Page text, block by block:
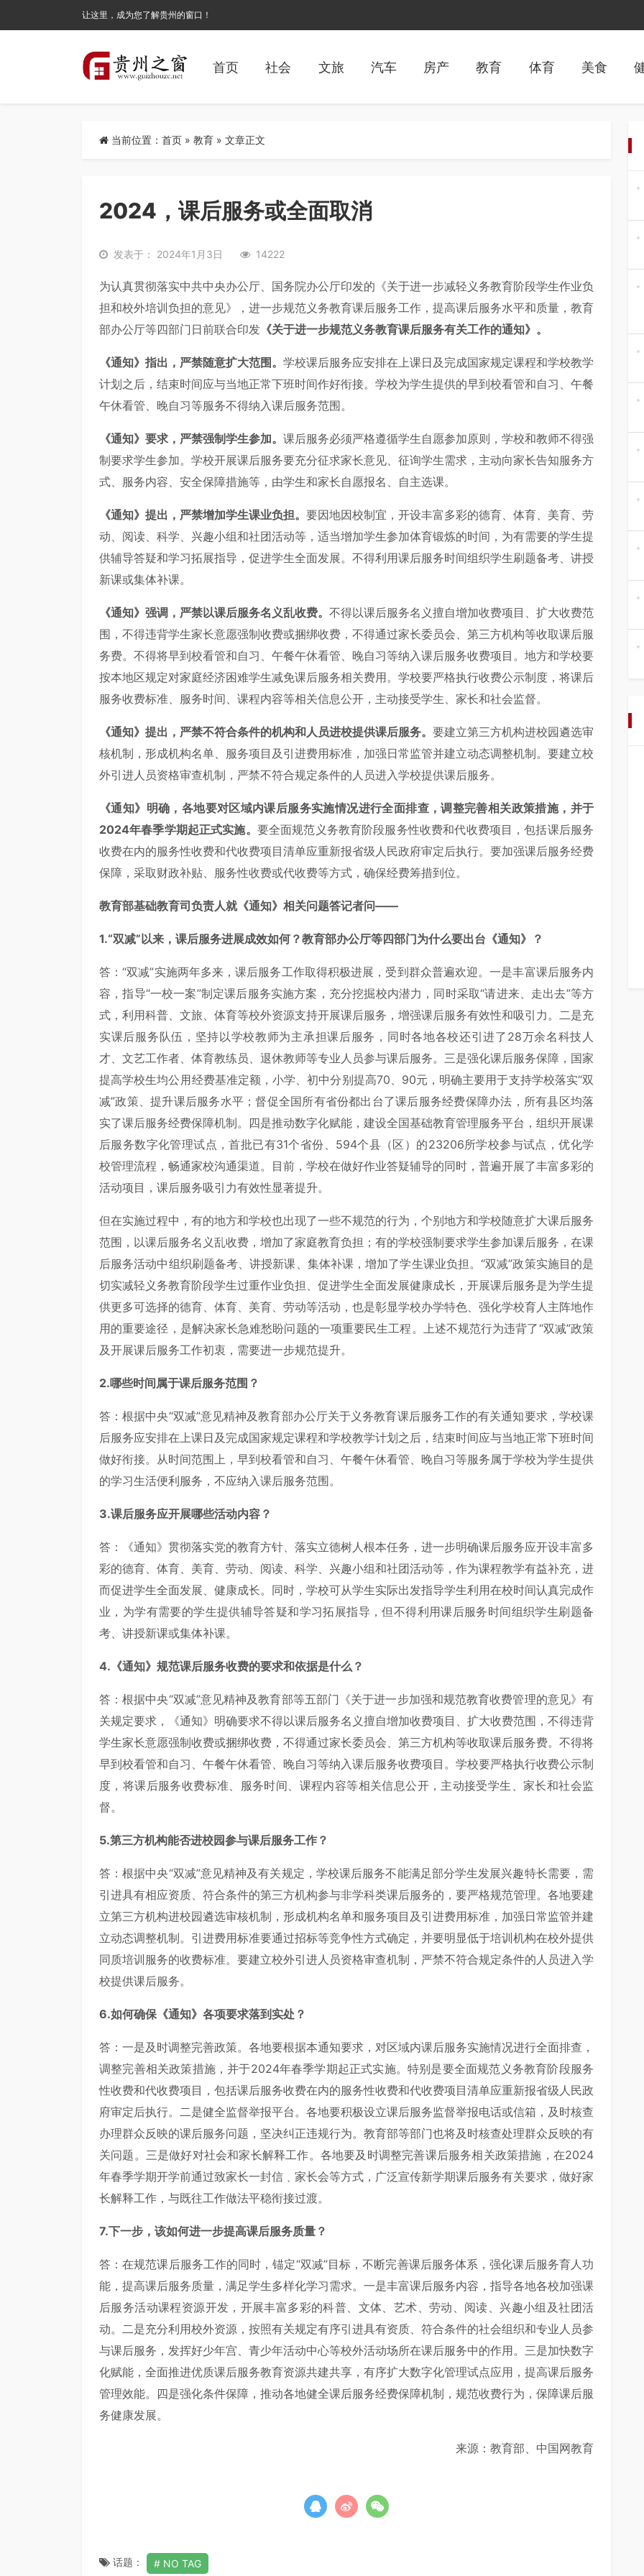
让这里，成为您了解贵州的窗口！
首页 社会 文旅 汽车 房产 教育 体育 美食
当前位置： 首页 » 教育 » 文章正文
2024，课后服务或全面取消
发表于： 2024年1月3日 14222
为认真贯彻落实中共中央办公厅、国务院办公厅印发的《关于进一步减轻义务教育阶段学生作业负
担和校外培训负担的意见》，进一步规范义务教育课后服务工作，提高课后服务水平和质量，教育
部办公厅等四部门日前联合印发 《关于进一步规范义务教育课后服务有关工作的通知》。
《通知》指出，严禁随意扩大范围。 学校课后服务应安排在上课日及完成国家规定课程和学校教学
计划之后，结束时间应与当地正常下班时间作好衔接。学校为学生提供的早到校看管和自习、午餐
午休看管、晚自习等服务不得纳入课后服务范围。
《通知》要求，严禁强制学生参加。 课后服务必须严格遵循学生自愿参加原则，学校和教师不得强
制要求学生参加。学校开展课后服务要充分征求家长意见、征询学生需求，主动向家长告知服务方
式、服务内容、安全保障措施等，由学生和家长自愿报名、自主选课。
《通知》提出，严禁增加学生课业负担。 要因地因校制宜，开设丰富多彩的德育、体育、美育、劳
动、阅读、科学、兴趣小组和社团活动等，适当增加学生参加体育锻炼的时间，为有需要的学生提
供辅导答疑和学习拓展指导，促进学生全面发展。不得利用课后服务时间组织学生刷题备考、讲授
新课或集体补课。
《通知》强调，严禁以课后服务名义乱收费。 不得以课后服务名义擅自增加收费项目、扩大收费范
围，不得违背学生家长意愿强制收费或捆绑收费，不得通过家长委员会、第三方机构等收取课后服
务费。不得将早到校看管和自习、午餐午休看管、晚自习等纳入课后服务收费项目。地方和学校要
按本地区规定对家庭经济困难学生减免课后服务相关费用。学校要严格执行收费公示制度，将课后
服务收费标准、服务时间、课程内容等相关信息公开，主动接受学生、家长和社会监督。
《通知》提出，严禁不符合条件的机构和人员进校提供课后服务。 要建立第三方机构进校园遴选审
核机制，形成机构名单、服务项目及引进费用标准，加强日常监管并建立动态调整机制。要建立校
外引进人员资格审查机制，严禁不符合规定条件的人员进入学校提供课后服务。
《通知》明确，各地要对区域内课后服务实施情况进行全面排查，调整完善相关政策措施，并于
2024年春季学期起正式实施。 要全面规范义务教育阶段服务性收费和代收费项目，包括课后服务
收费在内的服务性收费和代收费项目清单应重新报省级人民政府审定后执行。要加强课后服务经费
保障，采取财政补贴、服务性收费或代收费等方式，确保经费筹措到位。
教育部基础教育司负责人就《通知》相关问题答记者问——
1.“双减”以来，课后服务进展成效如何？教育部办公厅等四部门为什么要出台《通知》？
答：“双减”实施两年多来，课后服务工作取得积极进展，受到群众普遍欢迎。一是丰富课后服务内
容，指导“一校一案”制定课后服务实施方案，充分挖掘校内潜力，同时采取“请进来、走出去”等方
式，利用科普、文旅、体育等校外资源支持开展课后服务，增强课后服务有效性和吸引力。二是充
实课后服务队伍，坚持以学校教师为主承担课后服务，同时各地各校还引进了28万余名科技人
才、文艺工作者、体育教练员、退休教师等专业人员参与课后服务。三是强化课后服务保障，国家
提高学校生均公用经费基准定额，小学、初中分别提高70、90元，明确主要用于支持学校落实“双
减”政策、提升课后服务水平；督促全国所有省份都出台了课后服务经费保障办法，所有县区均落
实了课后服务经费保障机制。四是推动数字化赋能，建设全国基础教育管理服务平台，组织开展课
后服务数字化管理试点，首批已有31个省份、594个县（区）的23206所学校参与试点，优化学
校管理流程，畅通家校沟通渠道。目前，学校在做好作业答疑辅导的同时，普遍开展了丰富多彩的
活动项目，课后服务吸引力有效性显著提升。
但在实施过程中，有的地方和学校也出现了一些不规范的行为，个别地方和学校随意扩大课后服务
范围，以课后服务名义乱收费，增加了家庭教育负担；有的学校强制要求学生参加课后服务，在课
后服务活动中组织刷题备考、讲授新课、集体补课，增加了学生课业负担。“双减”政策实施目的是
切实减轻义务教育阶段学生过重作业负担、促进学生全面发展健康成长，开展课后服务是为学生提
供更多可选择的德育、体育、美育、劳动等活动，也是彰显学校办学特色、强化学校育人主阵地作
用的重要途径，是解决家长急难愁盼问题的一项重要民生工程。上述不规范行为违背了“双减”政策
及开展课后服务工作初衷，需要进一步规范提升。
2.哪些时间属于课后服务范围？
答：根据中央“双减”意见精神及教育部办公厅关于义务教育课后服务工作的有关通知要求，学校课
后服务应安排在上课日及完成国家规定课程和学校教学计划之后，结束时间应与当地正常下班时间
做好衔接。从时间范围上，早到校看管和自习、午餐午休看管、晚自习等服务属于学校为学生提供
的学习生活便利服务，不应纳入课后服务范围。
3.课后服务应开展哪些活动内容？
答：《通知》贯彻落实党的教育方针、落实立德树人根本任务，进一步明确课后服务应开设丰富多
彩的德育、体育、美育、劳动、阅读、科学、兴趣小组和社团活动等，作为课程教学有益补充，进
而促进学生全面发展、健康成长。同时，学校可从学生实际出发指导学生利用在校时间认真完成作
业，为学有需要的学生提供辅导答疑和学习拓展指导，但不得利用课后服务时间组织学生刷题备
考、讲授新课或集体补课。
4.《通知》规范课后服务收费的要求和依据是什么？
答：根据中央“双减”意见精神及教育部等五部门《关于进一步加强和规范教育收费管理的意见》有
关规定要求，《通知》明确要求不得以课后服务名义擅自增加收费项目、扩大收费范围，不得违背
学生家长意愿强制收费或捆绑收费，不得通过家长委员会、第三方机构等收取课后服务费。不得将
早到校看管和自习、午餐午休看管、晚自习等纳入课后服务收费项目。学校要严格执行收费公示制
度，将课后服务收费标准、服务时间、课程内容等相关信息公开，主动接受学生、家长和社会监
督。
5.第三方机构能否进校园参与课后服务工作？
答：根据中央“双减”意见精神及有关规定，学校课后服务不能满足部分学生发展兴趣特长需要，需
引进具有相应资质、符合条件的第三方机构参与非学科类课后服务的，要严格规范管理。各地要建
立第三方机构进校园遴选审核机制，形成机构名单和服务项目及引进费用标准，加强日常监管并建
立动态调整机制。引进费用标准要通过招标等竞争性方式确定，并要明显低于培训机构在校外提供
同质培训服务的收费标准。要建立校外引进人员资格审查机制，严禁不符合规定条件的人员进入学
校提供课后服务。
6.如何确保《通知》各项要求落到实处？
答：一是及时调整完善政策。各地要根据本通知要求，对区域内课后服务实施情况进行全面排查，
调整完善相关政策措施，并于2024年春季学期起正式实施。特别是要全面规范义务教育阶段服务
性收费和代收费项目，包括课后服务收费在内的服务性收费和代收费项目清单应重新报省级人民政
府审定后执行。二是健全监督举报平台。各地要积极设立课后服务监督举报电话或信箱，及时核查
办理群众反映的课后服务问题，坚决纠正违规行为。教育部等部门也将及时核查处理群众反映的有
关问题。三是做好对社会和家长解释工作。各地要及时调整完善课后服务相关政策措施，在2024
年春季学期开学前通过致家长一封信﹑家长会等方式，广泛宣传新学期课后服务有关要求，做好家
长解释工作，与既往工作做法平稳衔接过渡。
7.下一步，该如何进一步提高课后服务质量？
答：在规范课后服务工作的同时，锚定“双减”目标，不断完善课后服务体系，强化课后服务育人功
能，提高课后服务质量，满足学生多样化学习需求。一是丰富课后服务内容，指导各地各校加强课
后服务活动课程资源开发，开展丰富多彩的科普、文体、艺术、劳动、阅读、兴趣小组及社团活
动。二是充分利用校外资源，按照有关规定有序引进具有资质、符合条件的社会组织和专业人员参
与课后服务，发挥好少年宫、青少年活动中心等校外活动场所在课后服务中的作用。三是加快数字
化赋能，全面推进优质课后服务教育资源共建共享，有序扩大数字化管理试点应用，提高课后服务
管理效能。四是强化条件保障，推动各地健全课后服务经费保障机制，规范收费行为，保障课后服
务健康发展。
来源：教育部、中国网教育
话题： NO TAG